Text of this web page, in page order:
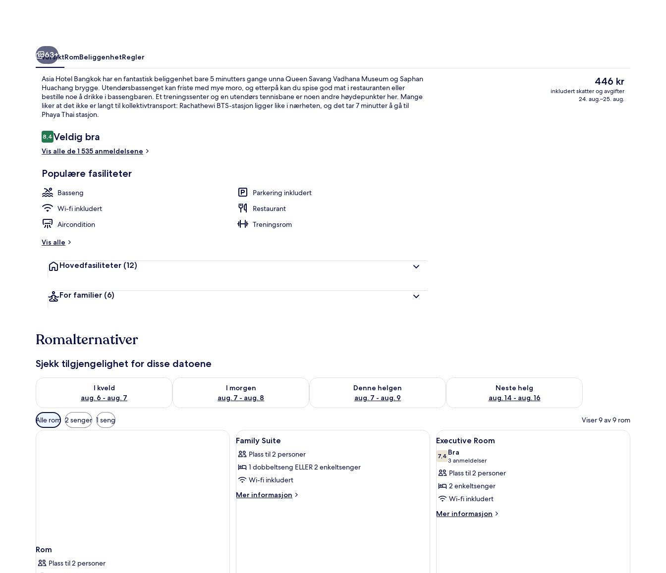
Luftbilde Rom – premier | Safe på rommet,
63+
OversiktRomBeliggenhetRegler
Asia Hotel Bangkok har en fantastisk beliggenhet bare 5 minutters gange unna Queen Savang Vadhana Museum og Saphan
Huachang brygge. Utendørsbassenget kan friste med mye moro, og etterpå kan du spise god mat i restauranten eller
bestille noe å drikke i bassengbaren. Et treningssenter og en utendørs tennisbane er noen andre høydepunkter her. Mange
liker at det ikke er langt til kollektivtransport: Rachathewi BTS-stasjon ligger like i nærheten, og det tar 7 minutter å gå til
Phaya Thai stasjon.
Anmeldelser
8,48,4 av 10 –
Veldig bra
Vis alle de 1 535 anmeldelsene
Populære fasiliteter
Basseng
Parkering inkludert
Wi-fi inkludert
Restaurant
Aircondition
Treningsrom
Vis alle
Hovedfasiliteter (12)
For familier (6)
Den
nåværende
prisen
446 kr
inkludert skatter og avgifter
24. aug.–25. aug.
Romalternativer
Sjekk tilgjengelighet for disse datoene
I kveld
aug. 6 - aug. 7
Sjekk tilgjengelighet for i kveld, aug. 6 - aug. 7
I morgen
aug. 7 - aug. 8
Sjekk tilgjengelighet for i morgen, aug. 7 - aug. 8
Denne helgen
aug. 7 - aug. 9
Sjekk tilgjengelighet for denne helgen, aug. 7 - aug. 9
Neste helg
aug. 14 - aug. 16
Sjekk tilgjengelighet for neste helg, aug. 14 - aug. 16
Tilgjengelige
filtre
for
Alle rom 2 senger 1 seng Viser 9 av 9 rom
Rom
Plass til 2 personer
Åpne
alle
bildene
av
Family
Suite
Safe på rommet, skrivebord, blendingsgardiner og lydisolert
3
Family Suite
Plass til 2 personer
1 dobbeltseng ELLER 2 enkeltsenger
Wi-fi inkludert
Mer informasjon
Mer
Åpne
alle
bildene
av
Executive
Room
Safe på rommet, skrivebord,
5
Executive Room
7,47,4 av 10
Bra
3 anmeldelser
(3
anmeldelser)
Plass til 2 personer
2 enkeltsenger
Wi-fi inkludert
Mer informasjon
Mer